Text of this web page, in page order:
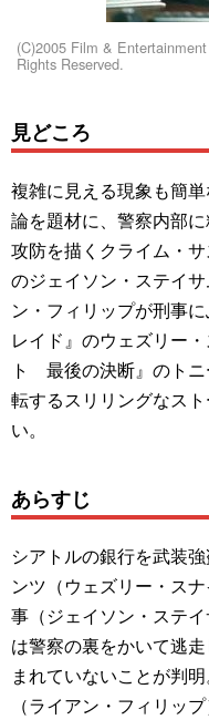
(C)2005 Film &
Rights Reserved.
見どころ
複雑に見える現象も簡
論を題材に、警察内部
攻防を描くクライム・
のジェイソン・ステイ
ン・フィリップが刑事
レイド』のウェズリー
ト 最後の決断』のト
転するスリリングなス
い。
あらすじ
シアトルの銀行を武装
ンツ（ウェズリー・ス
事（ジェイソン・ステ
は警察の裏をかいて逃
まれていないことが判
（ライアン・フィリッ